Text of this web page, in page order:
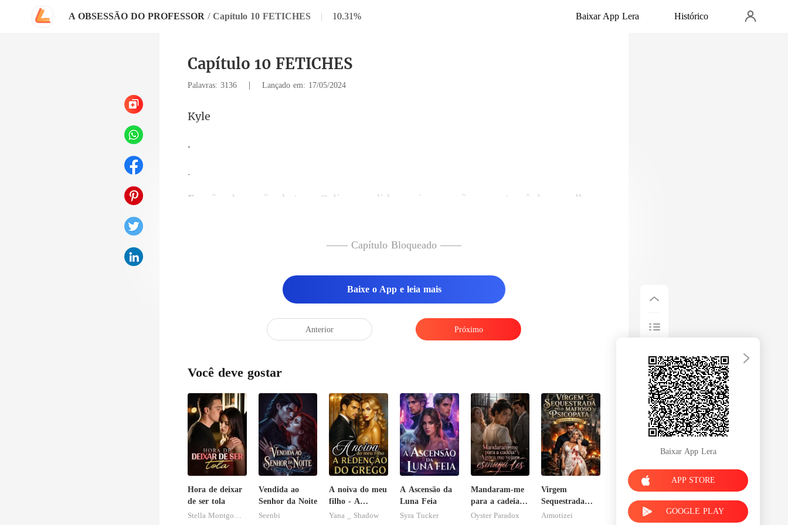
A OBSESSÃO DO PROFESSOR / Capítulo 10 FETICHES | 10.31% Baixar App Lera Histórico
Capítulo 10 FETICHES
Palavras: 3136 | Lançado em: 17/05/2024
y
rto vê-la me olhar
uma, pensando nela, e no desesp
—— Capítulo Bloqueado ——
Baixe o App e leia mais
Anterior Próximo
Você deve gostar
Hora de deixar
de ser tola
Vendida ao
Senhor da Noite
Seenbi
A noiva do meu
filho - A
Redenção do
Yana _ Shadow
A Ascensão da
Luna Feia
Syra Tucker
Mandaram-me
para a cadeia?
Agora me
Oyster Paradox
Virgem
Sequestrada
pelo Mafioso
Armotizei
Baixar App Lera
APP STORE
GOOGLE PLAY